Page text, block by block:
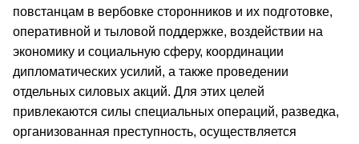
повстанцам в вербовке сторонников и их подготовке,
оперативной и тыловой поддержке, воздействии на
экономику и социальную сферу, координации
дипломатических усилий, а также проведении
отдельных силовых акций. Для этих целей
привлекаются силы специальных операций, разведка,
организованная преступность, осуществляется